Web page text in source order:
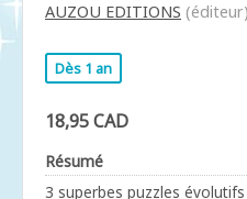
AUZOU EDITIONS (éditeur)
Dès 1 an
18,95 CAD
Résumé
3 superbes puzzles